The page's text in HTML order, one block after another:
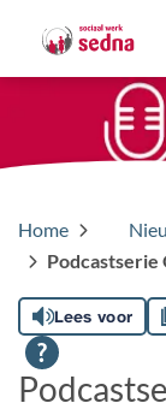
Home
Lees voor